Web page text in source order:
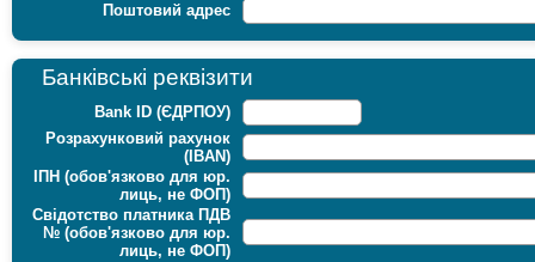
Поштовий адрес
Банківські реквізити
Bank ID (ЄДРПОУ)
Розрахунковий рахунок
(IBAN)
ІПН (обов'язково для юр.
лиць, не ФОП)
Свідотство платника ПДВ
№ (обов'язково для юр.
лиць, не ФОП)